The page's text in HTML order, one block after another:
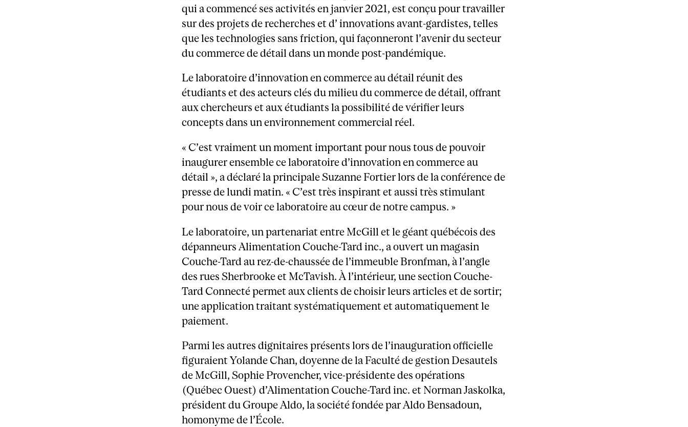
qui a commencé ses activités en janvier 2021, est conçu pour travailler
sur des projets de recherches et d’ innovations avant-gardistes, telles
que les technologies sans friction, qui façonneront l’avenir du secteur
du commerce de détail dans un monde post-pandémique.
Le laboratoire d’innovation en commerce au détail réunit des
étudiants et des acteurs clés du milieu du commerce de détail, offrant
aux chercheurs et aux étudiants la possibilité de vérifier leurs
concepts dans un environnement commercial réel.
« C’est vraiment un moment important pour nous tous de pouvoir
inaugurer ensemble ce laboratoire d’innovation en commerce au
détail », a déclaré la principale Suzanne Fortier lors de la conférence de
presse de lundi matin. « C’est très inspirant et aussi très stimulant
pour nous de voir ce laboratoire au cœur de notre campus. »
Le laboratoire, un partenariat entre McGill et le géant québécois des
dépanneurs Alimentation Couche-Tard inc., a ouvert un magasin
Couche-Tard au rez-de-chaussée de l’immeuble Bronfman, à l’angle
des rues Sherbrooke et McTavish. À l’intérieur, une section Couche-
Tard Connecté permet aux clients de choisir leurs articles et de sortir;
une application traitant systématiquement et automatiquement le
paiement.
Parmi les autres dignitaires présents lors de l’inauguration officielle
figuraient Yolande Chan, doyenne de la Faculté de gestion Desautels
de McGill, Sophie Provencher, vice-présidente des opérations
(Québec Ouest) d’Alimentation Couche-Tard inc. et Norman Jaskolka,
président du Groupe Aldo, la société fondée par Aldo Bensadoun,
homonyme de l’École.